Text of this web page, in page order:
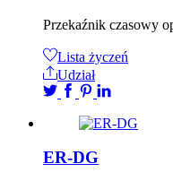
Przekaźnik czasowy
Lista życzeń
Udział
ER-DG